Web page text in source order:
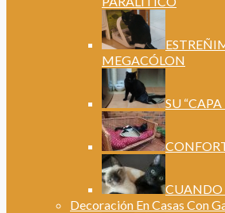
MEGACÓLON
SU
CUANDO
Decoración En Casas Con